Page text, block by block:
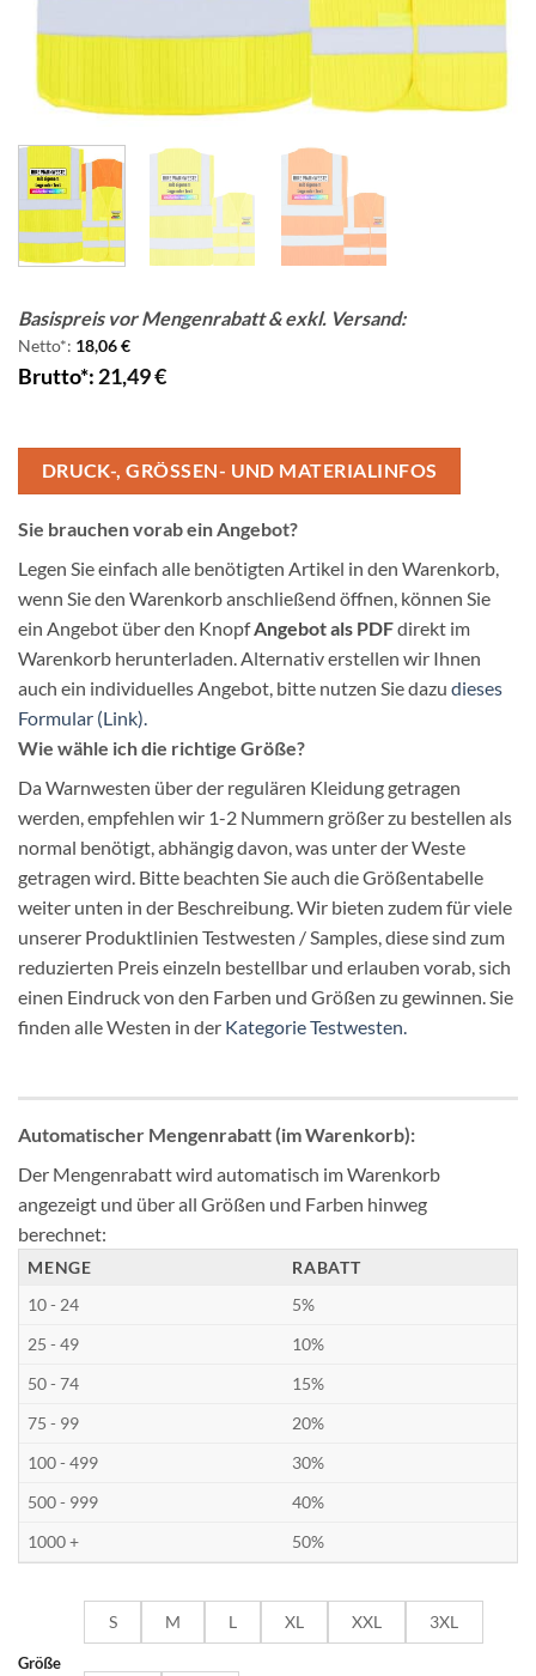
Basispreis vor Mengenrabatt & exkl. Versand:
Netto*: 18,06€
Brutto*: 21,49€
DRUCK-, GRÖSSEN- UND MATERIALINFOS
Sie brauchen vorab ein Angebot?
Legen Sie einfach alle benötigten Artikel in den Warenkorb,
wenn Sie den Warenkorb anschließend öffnen, können Sie
ein Angebot über den KnopfAngebot als PDFdirekt im
Warenkorb herunterladen. Alternativ erstellen wir Ihnen
auch ein individuelles Angebot, bitte nutzen Sie dazu dieses
Formular (Link).
Wie wähle ich die richtige Größe?
Da Warnwesten über der regulären Kleidung getragen
werden, empfehlen wir 1-2 Nummern größer zu bestellen als
normal benötigt, abhängig davon, was unter der Weste
getragen wird. Bitte beachten Sie auch die Größentabelle
weiter unten in der Beschreibung. Wir bieten zudem für viele
unserer Produktlinien Testwesten / Samples, diese sind zum
reduzierten Preis einzeln bestellbar und erlauben vorab, sich
einen Eindruck von den Farben und Größen zu gewinnen. Sie
finden alle Westen in der Kategorie Testwesten.
Automatischer Mengenrabatt (im Warenkorb):
Der Mengenrabatt wird automatisch im Warenkorb
angezeigt und über all Größen und Farben hinweg
berechnet:
MENGE
RABATT
10 - 24
5%
25 - 49
10%
50 - 74
15%
75 - 99
20%
100 - 499
30%
500 - 999
40%
1000 +
50%
Größe
S M L XL XXL 3XL